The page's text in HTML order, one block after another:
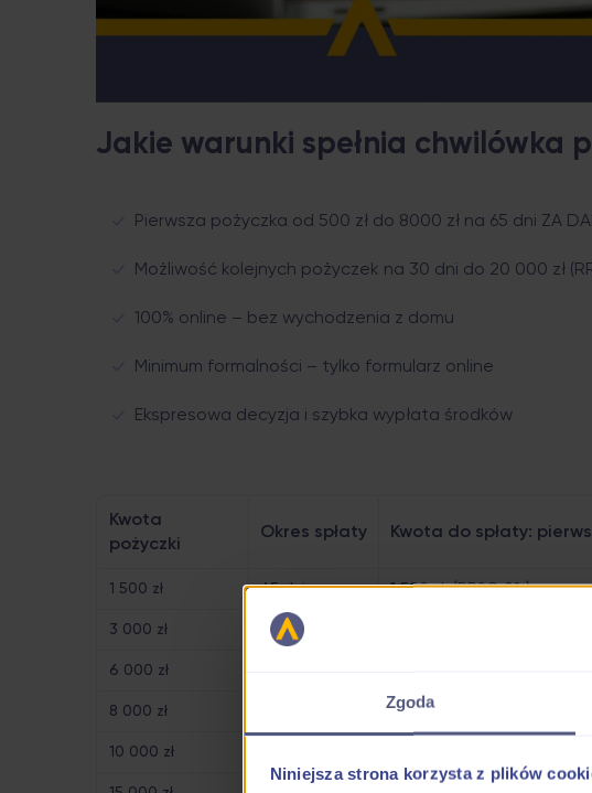
Zgoda
Niniejsza strona korzysta z plików
Jakie warunki spełnia сhwilówka
Pierwsza pożyczka od 500 zł do 8000 zł na 65 dni ZA
Możliwość kolejnych pożyczek na 30 dni do 20 000 zł
100% online – bez wychodzenia z domu
Minimum formalności – tylko formularz online
Ekspresowa decyzja i szybka wypłata środków
Kwota
pożyczki
Okres spłaty Kwota do spłaty:
1 500 zł 65 dni 1 500 zł (RRSO 0%)
3 000 zł 65 dni
6 000 zł
8 000 zł 8 000.00 zł (RRSO 0%)
10 000 zł